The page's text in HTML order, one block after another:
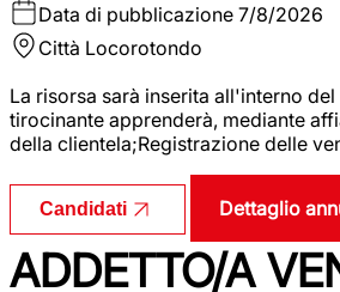
Data di pubblicazione 7/8/2026
Città Locorotondo
La risorsa sarà inserita all'interno
tirocinante apprenderà, mediante
della clientela;Registrazione delle
Candidati Dettaglio
ADDETTO/A